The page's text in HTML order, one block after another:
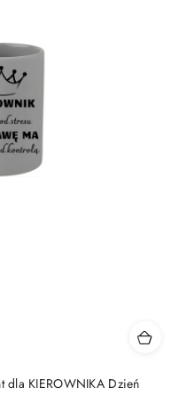
dla KIEROWNIKA Dzień